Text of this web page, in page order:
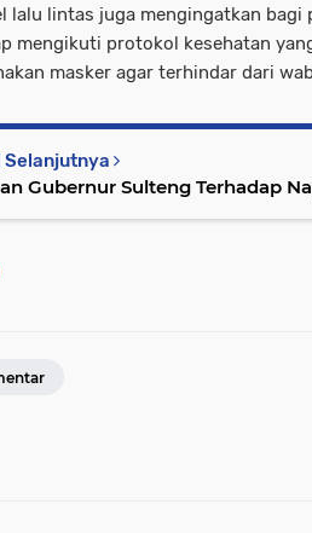
lalu lintas juga mengingatkan bagi
mengikuti protokol kesehatan
masker agar terhindar dari
Selanjutnya
Gubernur Sulteng Terhadap